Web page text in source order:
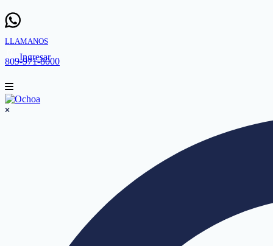
LLAMANOS
809-971-8000
Ingresar